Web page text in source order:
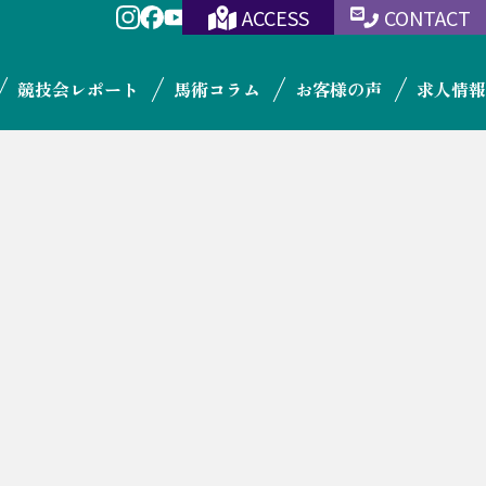
競技会レポート 馬術コラム お客様の声 求人情報
ACCESS CONTACT